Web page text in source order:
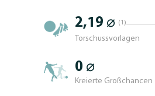
2,19 ⌀ (1)
Torschussvorlagen
0 ⌀
Kreierte Großchancen